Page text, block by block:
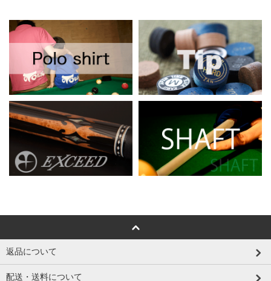
返品について
配送・送料について